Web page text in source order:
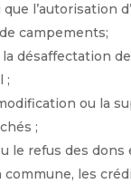
l’autorisation
campements;
la désaffectation
;
ou la
;
le refus des dons
commune, les